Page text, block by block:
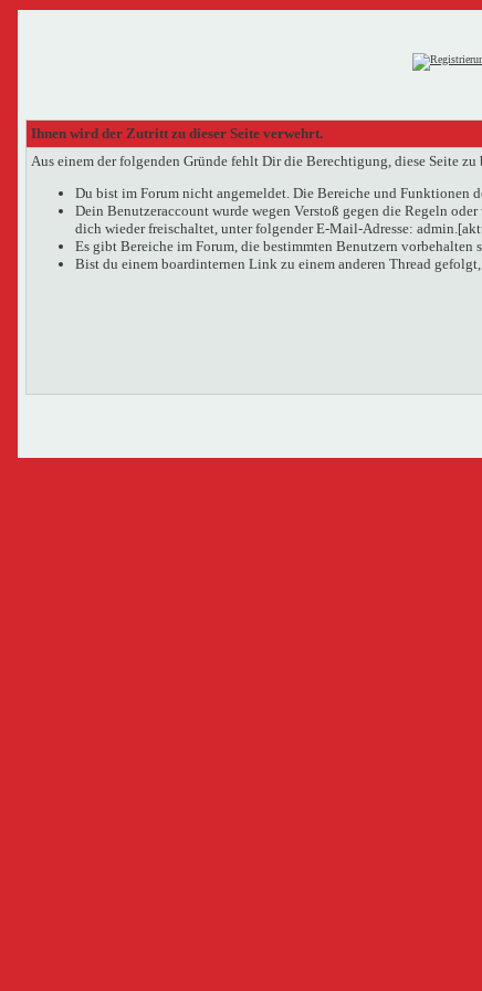
Ihnen wird der Zutritt zu dieser Seite verwehrt.
Aus einem der folgenden Gründe fehlt Dir die Berechtigung, diese Seite zu
Du bist im Forum nicht angemeldet. Die Bereiche und Funktionen
Dein Benutzeraccount wurde wegen Verstoß gegen die Regeln
dich wieder freischaltet, unter folgender E-Mail-Adresse:
Es gibt Bereiche im Forum, die bestimmten Benutzern
Bist du einem boardinternen Link zu einem anderen Thread